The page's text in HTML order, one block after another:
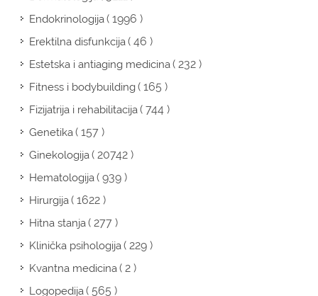
Endokrinologija( 1996 )
Erektilna disfunkcija( 46 )
Estetska i antiaging medicina( 232 )
Fitness i bodybuilding( 165 )
Fizijatrija i rehabilitacija( 744 )
Genetika( 157 )
Ginekologija( 20742 )
Hematologija( 939 )
Hirurgija( 1622 )
Hitna stanja( 277 )
Klinička psihologija( 229 )
Kvantna medicina( 2 )
Logopedija( 565 )